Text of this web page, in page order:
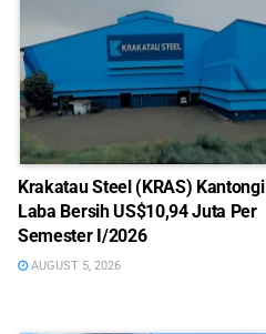
Krakatau Steel (KRAS) Kantongi
Laba Bersih US$10,94 Juta Per
Semester I/2026
AUGUST 5, 2026